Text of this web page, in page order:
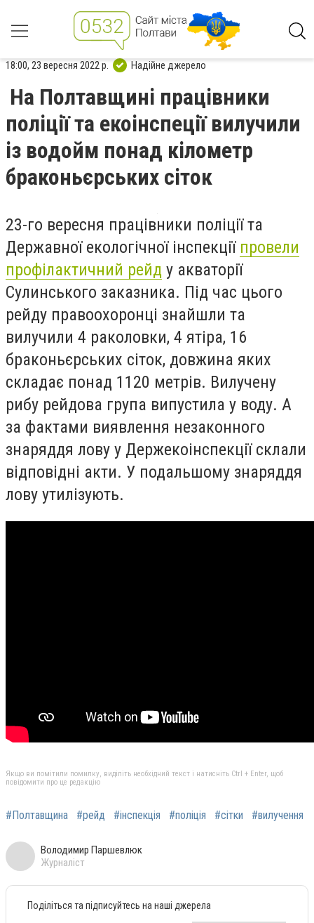
18:00, 23 вересня 2022 р. Надійне джерело
На Полтавщині працівники
поліції та екоінспеції вилучили
із водойм понад кілометр
браконьєрських сіток
23-го вересня працівники поліції та
Державної екологічної інспекції провели
профілактичний рейд у акваторії
Сулинського заказника. Під час цього
рейду правоохоронці знайшли та
вилучили 4 раколовки, 4 ятіра, 16
браконьєрських сіток, довжина яких
складає понад 1120 метрів. Вилучену
рибу рейдова група випустила у воду. А
за фактами виявлення незаконного
знаряддя лову у Держекоінспекції склали
відповідні акти. У подальшому знаряддя
лову утилізують.
Якщо ви помітили помилку, виділіть необхідний текст і натисніть Ctrl + Enter, щоб
повідомити про це редакцію
#Полтавщина #рейд #інспекція #поліція #сітки #вилучення
Володимир Паршевлюк
Журналіст
Поділіться та підписуйтесь на наші джерела